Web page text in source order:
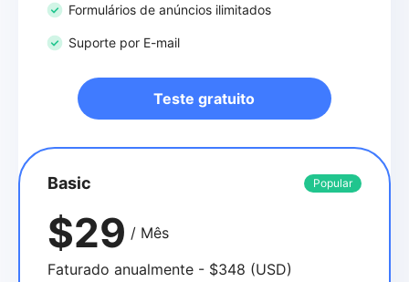
Formulários de anúncios ilimitados
Suporte por E-mail
Teste gratuito
Basic Popular
$29 / Mês
Faturado anualmente - $348 (USD)